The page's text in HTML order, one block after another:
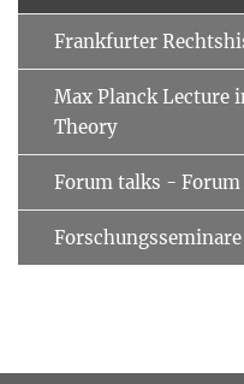
Frankfurter
Max Planck Lecture
Theory
Forum talks - Forum
Forschungsseminare